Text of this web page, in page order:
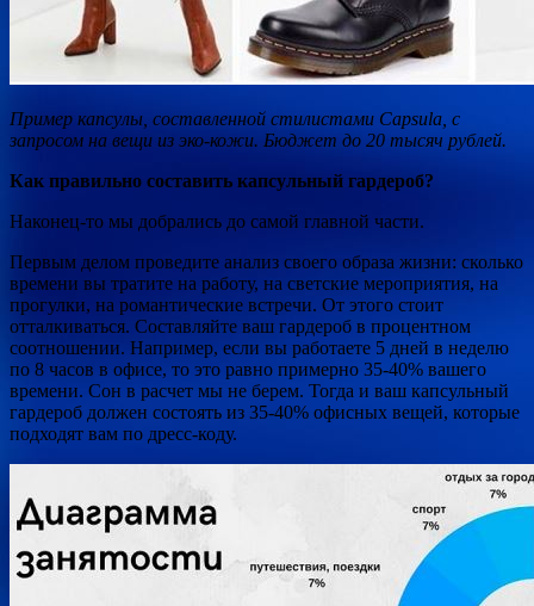
Пример капсулы, составленной стилистами Capsula, с
запросом на вещи из эко-кожи. Бюджет до 20 тысяч рублей.
Как правильно составить капсульный гардероб?
Наконец-то мы добрались до самой главной части.
Первым делом проведите анализ своего образа жизни: сколько
времени вы тратите на работу, на светские мероприятия, на
прогулки, на романтические встречи. От этого стоит
отталкиваться. Составляйте ваш гардероб в процентном
соотношении. Например, если вы работаете 5 дней в неделю
по 8 часов в офисе, то это равно примерно 35-40% вашего
времени. Сон в расчет мы не берем. Тогда и ваш капсульный
гардероб должен состоять из 35-40% офисных вещей, которые
подходят вам по дресс-коду.